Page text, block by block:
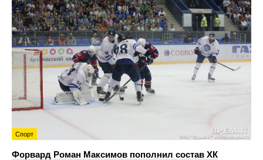
Спорт
Форвард Роман Максимов пополнил состав ХК